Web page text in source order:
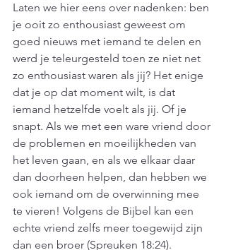
Laten we hier eens over nadenken: ben
je ooit zo enthousiast geweest om
goed nieuws met iemand te delen en
werd je teleurgesteld toen ze niet net
zo enthousiast waren als jij? Het enige
dat je op dat moment wilt, is dat
iemand hetzelfde voelt als jij. Of je
snapt. Als we met een ware vriend door
de problemen en moeilijkheden van
het leven gaan, en als we elkaar daar
dan doorheen helpen, dan hebben we
ook iemand om de overwinning mee
te vieren! Volgens de Bijbel kan een
echte vriend zelfs meer toegewijd zijn
dan een broer (Spreuken 18:24).